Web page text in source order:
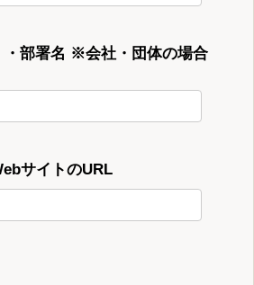
・部署名 ※会社・団体の場合
サイトのURL